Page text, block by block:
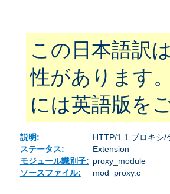
この日本語訳
性があります
には英語版を
説明:
HTTP/1.1 プロキシ/
ステータス:
Extension
モジュール識別子: proxy_module
ソースファイル:
mod_proxy.c